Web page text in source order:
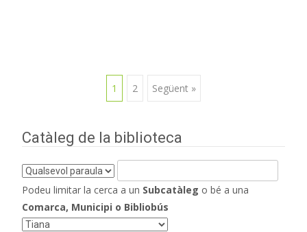
Navegació
d'entrades
1 2 Següent »
Catàleg de la biblioteca
Podeu limitar la cerca a un Subcatàleg o bé a una
Comarca, Municipi o Bibliobús